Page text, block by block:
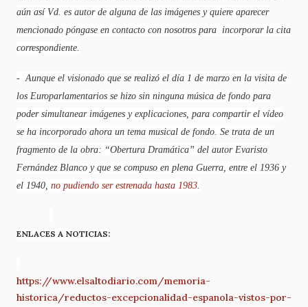
aún así Vd. es autor de alguna de las imágenes y quiere aparecer
mencionado póngase en contacto con nosotros para incorporar la cita
correspondiente.
- Aunque el visionado que se realizó el día 1 de marzo en la visita de
los Europarlamentarios se hizo sin ninguna música de fondo para
poder simultanear imágenes y explicaciones, para compartir el vídeo
se ha incorporado ahora un tema musical de fondo. Se trata de un
fragmento de la obra: “Obertura Dramática” del autor Evaristo
Fernández Blanco y que se compuso en plena Guerra, entre el 1936 y
el 1940, no pudiendo ser estrenada hasta 1983.
ENLACES A NOTICIAS:
https://www.elsaltodiario.com/memoria-
historica/reductos-excepcionalidad-espanola-vistos-por-